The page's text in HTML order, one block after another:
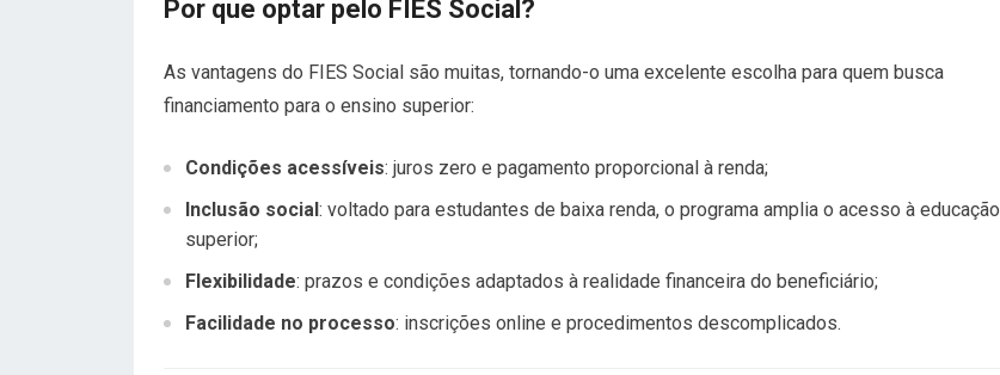
Por que optar pelo FIES Social?
As vantagens do FIES Social são muitas, tornando-o uma excelente escolha para quem busca
financiamento para o ensino superior:
Condições acessíveis: juros zero e pagamento proporcional à renda;
Inclusão social: voltado para estudantes de baixa renda, o programa amplia o acesso à educação
superior;
Flexibilidade: prazos e condições adaptados à realidade financeira do beneficiário;
Facilidade no processo: inscrições online e procedimentos descomplicados.